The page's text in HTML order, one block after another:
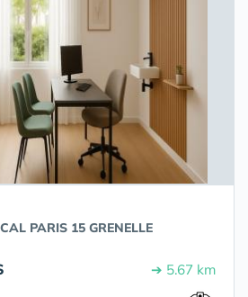
PARIS 15 GRENELLE
➔ 5.67 km